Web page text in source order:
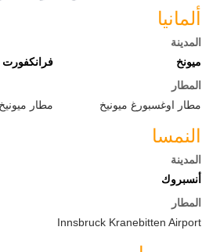
ألمانيا
المدينة
ميونخ
فرانكفورت
المطار
مطار اوغسبورغ ميونيخ
مطار
النمسا
المدينة
أنسبروك
المطار
Innsbruck Kranebitten Airport